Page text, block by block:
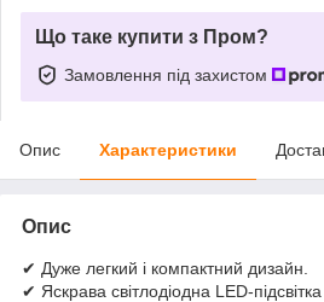
Що таке купити з Пром?
Замовлення під захистом
Опис Характеристики
Опис
✔ Дуже легкий і компактний дизайн.
✔ Яскрава світлодіодна LED-